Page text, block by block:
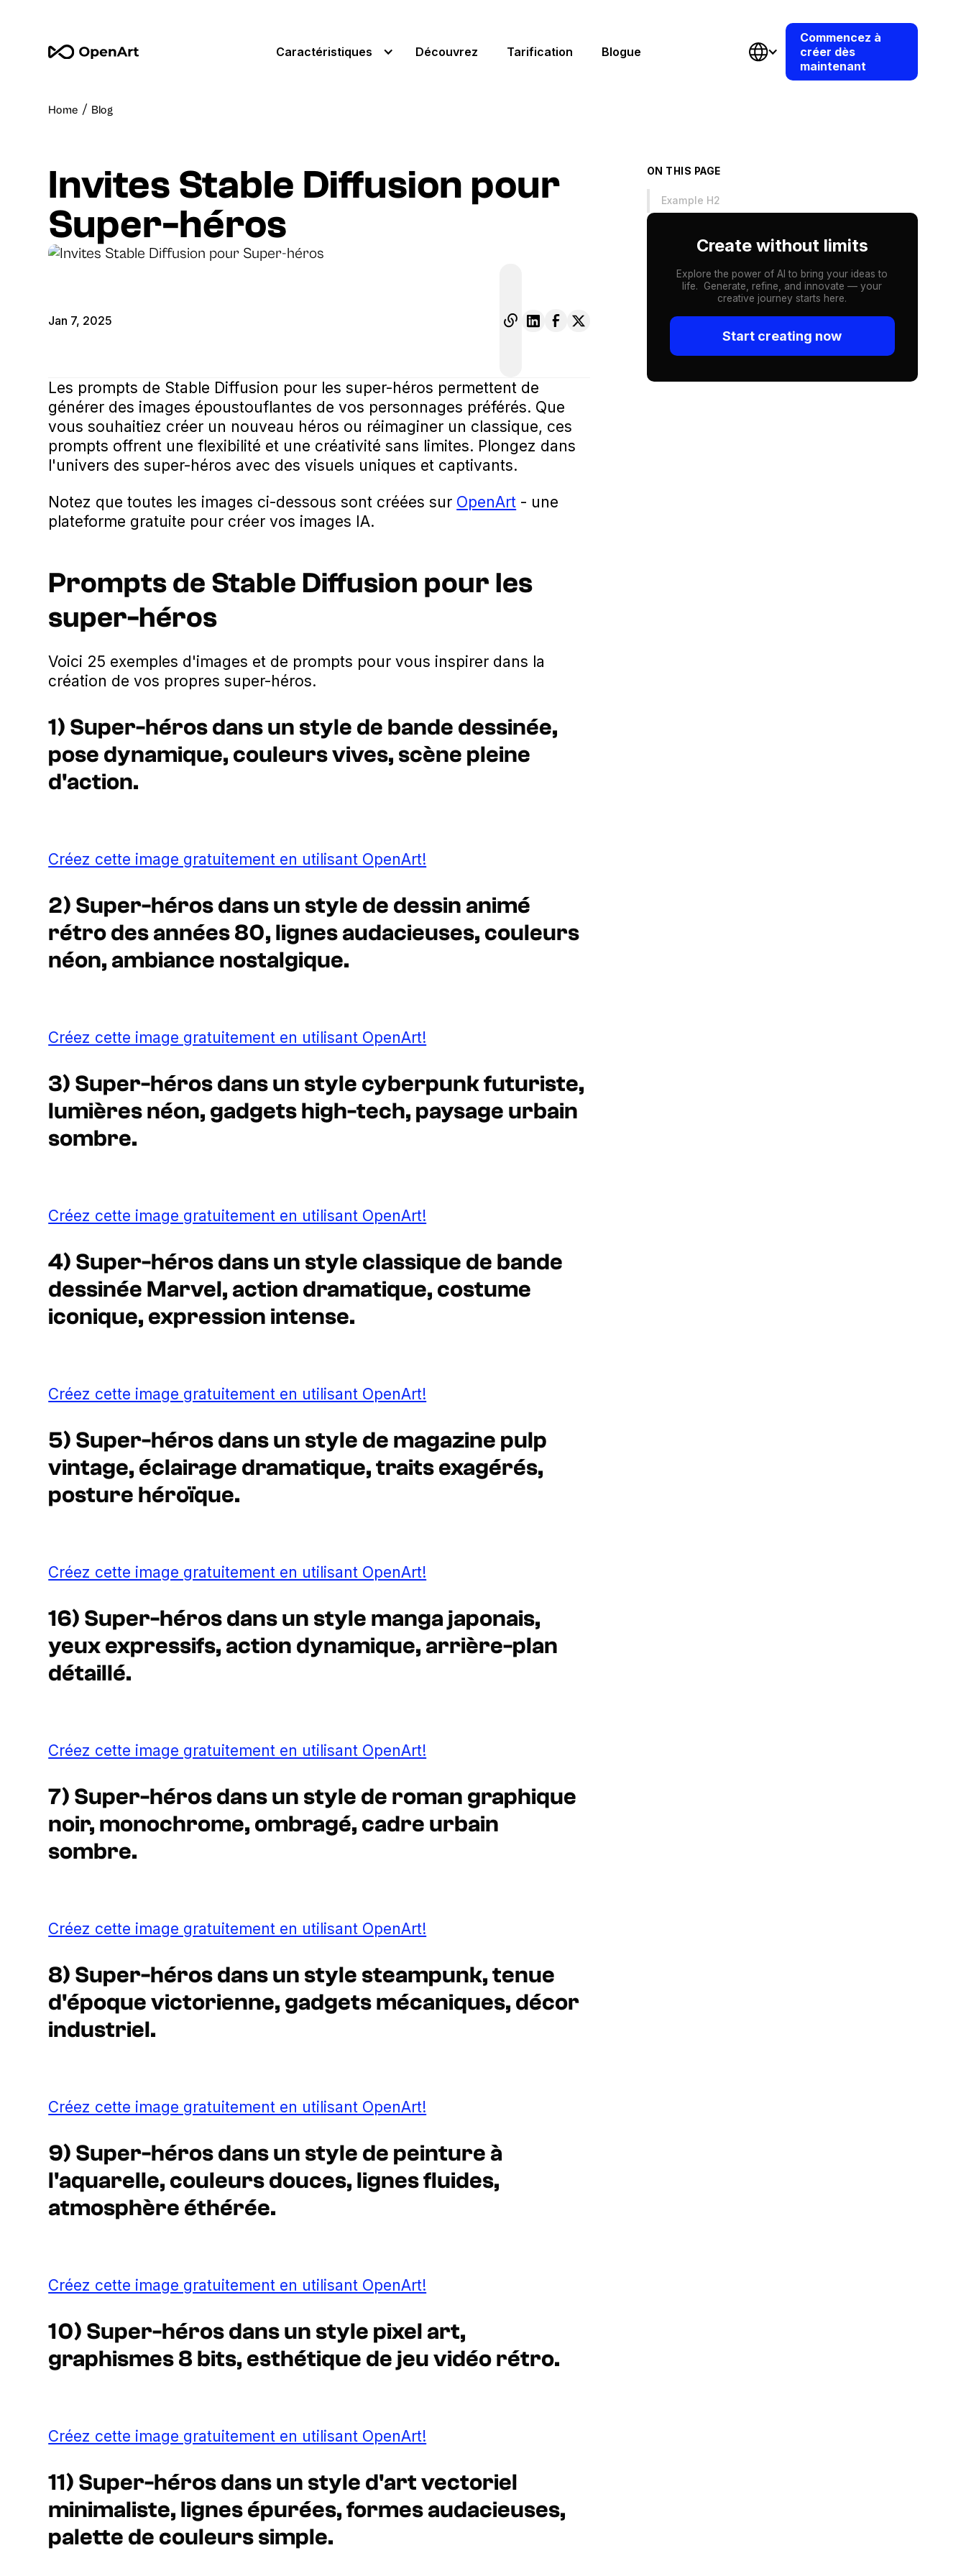
Caractéristiques Découvrez Tarification Blogue
Commencez à
créer dès
maintenant
Home / Blog
Invites Stable Diffusion pour
Super-héros
Jan 7, 2025
Les prompts de Stable Diffusion pour les super-héros permettent de
générer des images époustouflantes de vos personnages préférés. Que
vous souhaitiez créer un nouveau héros ou réimaginer un classique, ces
prompts offrent une flexibilité et une créativité sans limites. Plongez dans
l'univers des super-héros avec des visuels uniques et captivants.
Notez que toutes les images ci-dessous sont créées sur OpenArt - une
plateforme gratuite pour créer vos images IA.
Prompts de Stable Diffusion pour les
super-héros
Voici 25 exemples d'images et de prompts pour vous inspirer dans la
création de vos propres super-héros.
1) Super-héros dans un style de bande dessinée,
pose dynamique, couleurs vives, scène pleine
d'action.
Créez cette image gratuitement en utilisant OpenArt!
2) Super-héros dans un style de dessin animé
rétro des années 80, lignes audacieuses, couleurs
néon, ambiance nostalgique.
Créez cette image gratuitement en utilisant OpenArt!
3) Super-héros dans un style cyberpunk futuriste,
lumières néon, gadgets high-tech, paysage urbain
sombre.
Créez cette image gratuitement en utilisant OpenArt!
4) Super-héros dans un style classique de bande
dessinée Marvel, action dramatique, costume
iconique, expression intense.
Créez cette image gratuitement en utilisant OpenArt!
5) Super-héros dans un style de magazine pulp
vintage, éclairage dramatique, traits exagérés,
posture héroïque.
Créez cette image gratuitement en utilisant OpenArt!
16) Super-héros dans un style manga japonais,
yeux expressifs, action dynamique, arrière-plan
détaillé.
Créez cette image gratuitement en utilisant OpenArt!
7) Super-héros dans un style de roman graphique
noir, monochrome, ombragé, cadre urbain
sombre.
Créez cette image gratuitement en utilisant OpenArt!
8) Super-héros dans un style steampunk, tenue
d'époque victorienne, gadgets mécaniques, décor
industriel.
Créez cette image gratuitement en utilisant OpenArt!
9) Super-héros dans un style de peinture à
l'aquarelle, couleurs douces, lignes fluides,
atmosphère éthérée.
Créez cette image gratuitement en utilisant OpenArt!
10) Super-héros dans un style pixel art,
graphismes 8 bits, esthétique de jeu vidéo rétro.
Créez cette image gratuitement en utilisant OpenArt!
11) Super-héros dans un style d'art vectoriel
minimaliste, lignes épurées, formes audacieuses,
palette de couleurs simple.
ON THIS PAGE
Example H2
Create without limits
Explore the power of AI to bring your ideas to
life. Generate, refine, and innovate — your
creative journey starts here.
Start creating now